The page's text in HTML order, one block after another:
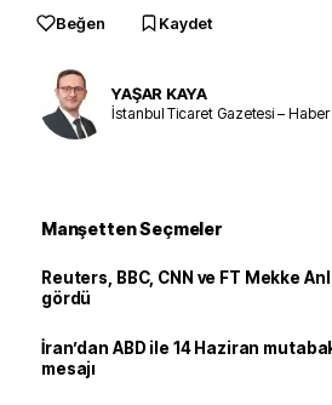
Beğen Kaydet
YAŞAR KAYA
İstanbul Ticaret Gazetesi –
Manşetten Seçmeler
Reuters, BBC, CNN ve FT Mekke
gördü
İran’dan ABD ile 14 Haziran
mesajı